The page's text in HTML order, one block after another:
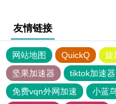
友情链接
网站地图 QuickQ 旋
坚果加速器
tiktok加速器
免费vqn外网加速
小蓝